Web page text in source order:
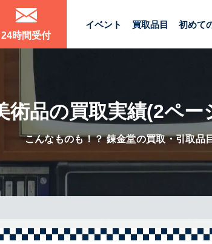
24時間受付
イベント 買取品目 初めて
術品の買取実績(2ペー
こんなものも！？ 錬金堂の買取・引取品